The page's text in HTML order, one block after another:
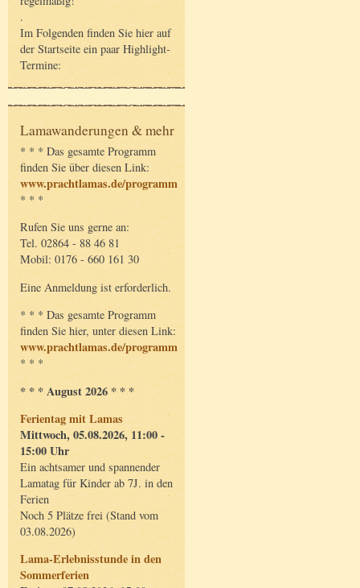
.
Im Folgenden finden Sie hier auf
der Startseite ein paar Highlight-
Termine:
Lamawanderungen & mehr
* * * Das gesamte Programm
finden Sie über diesen Link:
www.prachtlamas.de/programm
* * *
Rufen Sie uns gerne an:
Tel. 02864 - 88 46 81
Mobil: 0176 - 660 161 30
Eine Anmeldung ist erforderlich.
* * * Das gesamte Programm
finden Sie hier, unter diesen Link:
www.prachtlamas.de/programm
* * *
* * * August 2026 * * *
Ferientag mit Lamas
Mittwoch, 05.08.2026, 11:00 -
15:00 Uhr
Ein achtsamer und spannender
Lamatag für Kinder ab 7J. in den
Ferien
Noch 5 Plätze frei (Stand vom
03.08.2026)
Lama-Erlebnisstunde in den
Sommerferien